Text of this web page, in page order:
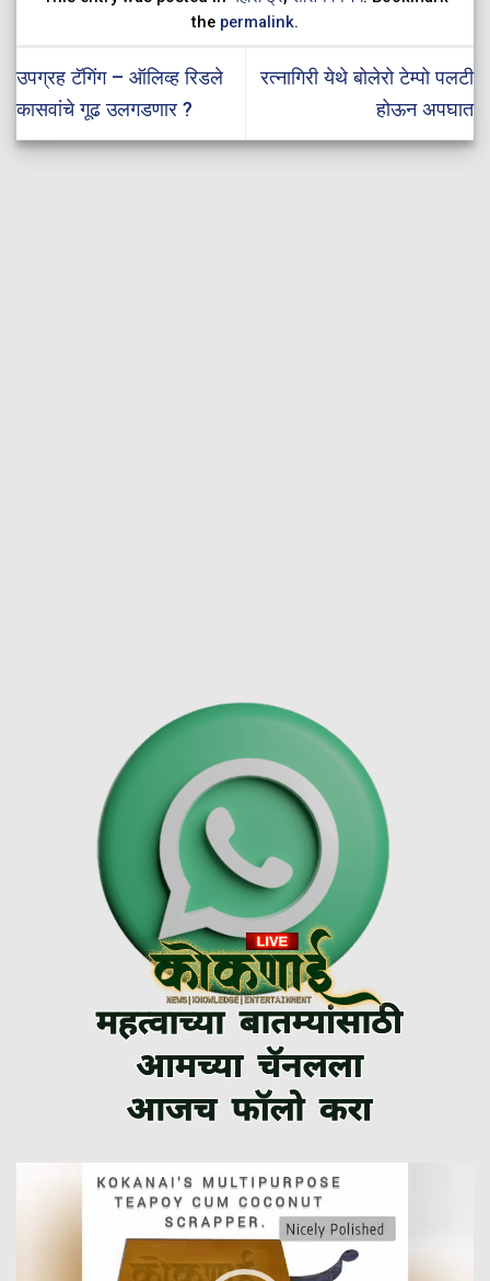
the permalink.
उपग्रह टॅगिंग – ऑलिव्ह रिडले
कासवांचे गूढ उलगडणार ?
रत्नागिरी येथे बोलेरो टेम्पो पलटी
होऊन अपघात